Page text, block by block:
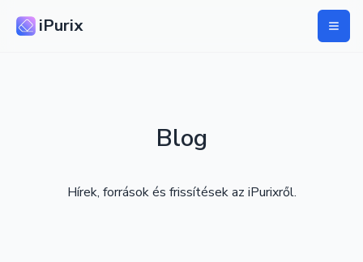
iPurix
Blog
Hírek, források és frissítések az iPurixről.